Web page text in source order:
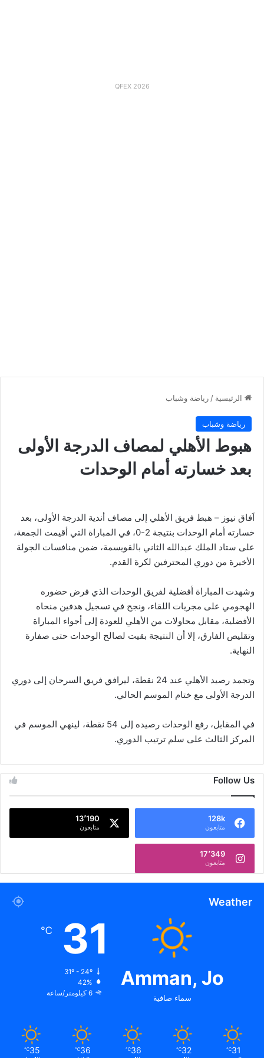
QFEX 2026
الرئيسية / رياضة وشباب
رياضة وشباب
هبوط الأهلي لمصاف الدرجة الأولى
بعد خسارته أمام الوحدات
اَفاق نيوز – هبط فريق الأهلي إلى مصاف أندية الدرجة الأولى، بعد
خسارته أمام الوحدات بنتيجة 2-0، في المباراة التي أقيمت الجمعة،
على ستاد الملك عبدالله الثاني بالقويسمة، ضمن منافسات الجولة
الأخيرة من دوري المحترفين لكرة القدم.
وشهدت المباراة أفضلية لفريق الوحدات الذي فرض حضوره
الهجومي على مجريات اللقاء، ونجح في تسجيل هدفين منحاه
الأفضلية، مقابل محاولات من الأهلي للعودة إلى أجواء المباراة
وتقليص الفارق، إلا أن النتيجة بقيت لصالح الوحدات حتى صفارة
النهاية.
وتجمد رصيد الأهلي عند 24 نقطة، ليرافق فريق السرحان إلى دوري
الدرجة الأولى مع ختام الموسم الحالي.
في المقابل، رفع الوحدات رصيده إلى 54 نقطة، لينهي الموسم في
المركز الثالث على سلم ترتيب الدوري.
Follow Us
128k
متابعون
13٬190
متابعون
17٬349
متابعون
Weather
Amman, Jo
سماء صافية
31
℃
31º - 24º
42%
6 كيلومتر/ساعة
31
℃
32
℃
36
℃
36
℃
35
℃